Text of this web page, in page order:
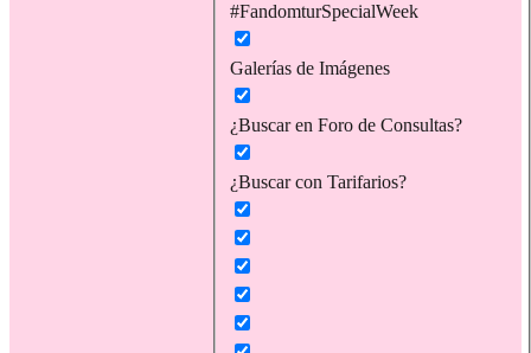
#FandomturSpecialWeek
Galerías de Imágenes
¿Buscar en Foro de Consultas?
¿Buscar con Tarifarios?